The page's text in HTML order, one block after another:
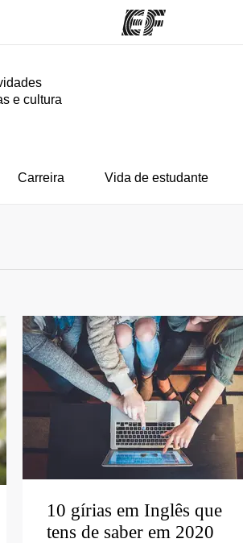
e cultura
Carreira Vida de estudante
10 gírias em Inglês que
tens de saber em 2020